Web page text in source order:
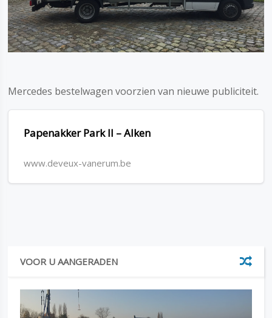
Mercedes bestelwagen voorzien van nieuwe publiciteit.
Papenakker Park II – Alken
www.deveux-vanerum.be
VOOR U AANGERADEN